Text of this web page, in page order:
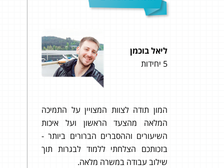
ליאל בוכמן
5 יחידות
המון תודה לצוות המצויין על התמיכה
המלאה מהצעד הראשון ועל איכות
השיעורים וההסברים הברורים ביותר -
בזכותכם הצלחתי ללמוד לבגרות תוך
שילוב עבודה במשרה מלאה.